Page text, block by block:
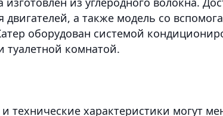
двигателей, а также модель со
оборудован системой
туалетной комнатой.
технические характеристики могут